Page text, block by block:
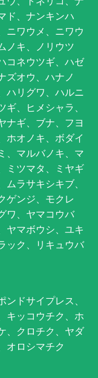
ド、ナンキンハ
ニワウメ、ニワウ
ノキ、ノリウツ
コネウツギ、ハゼ
ズオウ、ハナノ
ハリグワ、ハルニ
、ヒメシャラ、
ナギ、ブナ、フヨ
ホオノキ、ボダイ
、マルバノキ、マ
ミツマタ、ミヤギ
ラサキシキブ、
ゲンジ、モクレ
ワ、ヤマコウバ
ヤマボウシ、ユキ
ック、リキュウバ
ドサイプレス、
キッコウチク、ホ
、クロチク、ヤダ
オロシマチク